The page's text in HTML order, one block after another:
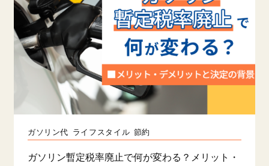
ガソリン代 ライフスタイル 節約
ガソリン暫定税率廃止で何が変わる？メリット・